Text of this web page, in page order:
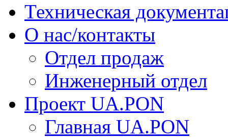
Техническая
О нас/контакты
Отдел продаж
Инженерный отдел
Проект UA.PON
Главная UA.PON